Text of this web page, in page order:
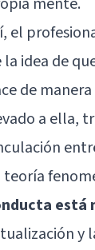
el
la idea de
de
a ella,
teoría
está
y